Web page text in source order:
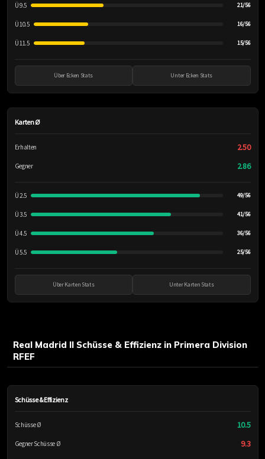
Ü 9.5 21/56
Ü 10.5 16/56
Ü 11.5 15/56
Über Ecken Stats Unter Ecken Stats
Karten Ø
Erhalten 2.50
Gegner 2.86
Ü 2.5 49/56
Ü 3.5 41/56
Ü 4.5 36/56
Ü 5.5 25/56
Über Karten Stats Unter Karten Stats
Real Madrid II Schüsse & Effizienz in Primera Division
RFEF
Schüsse & Effizienz
Schüsse Ø 10.5
Gegner Schüsse Ø 9.3